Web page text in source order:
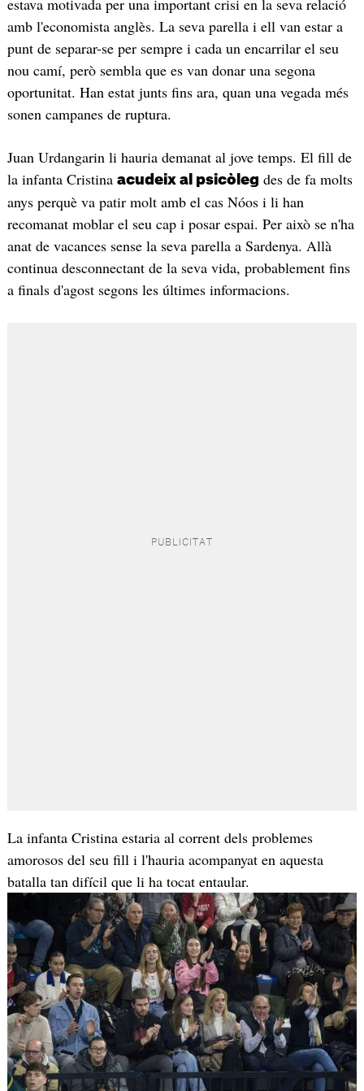
amb l'economista anglès. La seva parella i ell van estar a
punt de separar-se per sempre i cada un encarrilar el seu
nou camí, però sembla que es van donar una segona
oportunitat. Han estat junts fins ara, quan una vegada més
sonen campanes de ruptura.
Juan Urdangarin li hauria demanat al jove temps. El fill de
la infanta Cristina acudeix al psicòleg des de fa molts
anys perquè va patir molt amb el cas Nóos i li han
recomanat moblar el seu cap i posar espai. Per això se n'ha
anat de vacances sense la seva parella a Sardenya. Allà
continua desconnectant de la seva vida, probablement fins
a finals d'agost segons les últimes informacions.
La infanta Cristina estaria al corrent dels problemes
amorosos del seu fill i l'hauria acompanyat en aquesta
batalla tan difícil que li ha tocat entaular.